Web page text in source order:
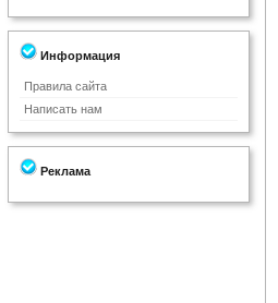
Информация
Правила сайта
Написать нам
Реклама